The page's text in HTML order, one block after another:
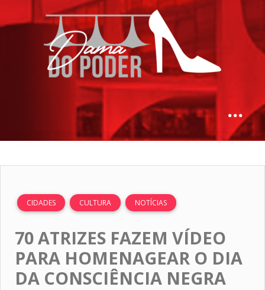
CIDADES CULTURA NOTÍCIAS
70 ATRIZES FAZEM VÍDEO
PARA HOMENAGEAR O DIA
DA CONSCIÊNCIA NEGRA